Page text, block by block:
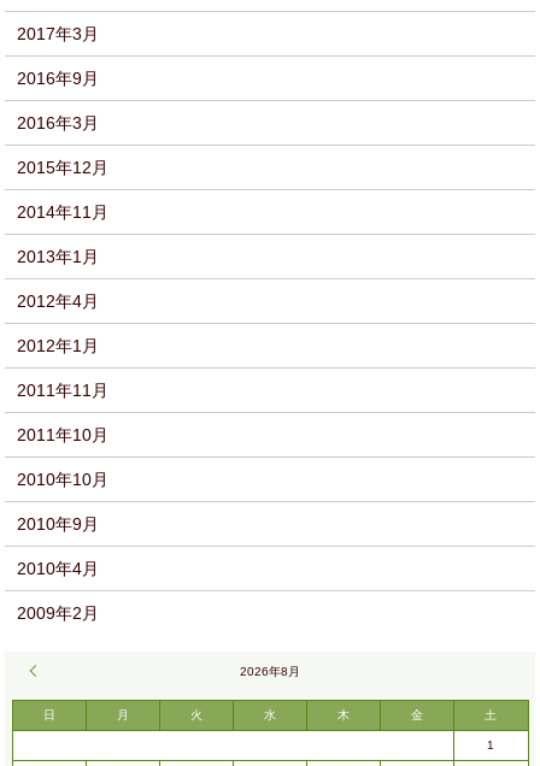
2017年3月
2016年9月
2016年3月
2015年12月
2014年11月
2013年1月
2012年4月
2012年1月
2011年11月
2011年10月
2010年10月
2010年9月
2010年4月
2009年2月
2026年8月
日 月 火 水 木 金 土
1